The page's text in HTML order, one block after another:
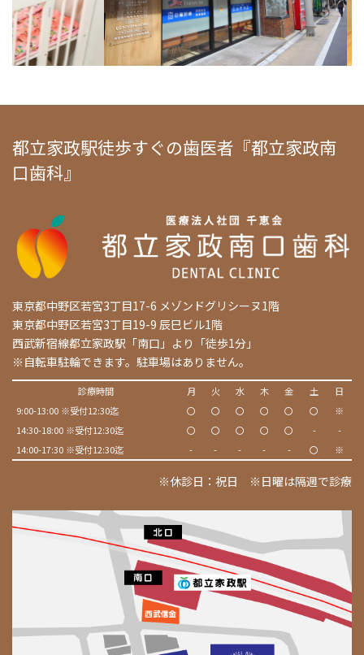
都立家政駅徒歩すぐの歯医者『都立家政南
口歯科』
東京都中野区若宮3丁目17-6 メゾンドグリシーヌ1階
東京都中野区若宮3丁目19-9 辰巳ビル1階
西武新宿線都立家政駅「南口」より「徒歩1分」
※自転車駐輪できます。駐車場はありません。
診療時間 月 火 水 木 金 土
日
9:00-13:00 ※受付12:30迄
〇 〇 〇 〇 〇 〇
※
14:30-18:00 ※受付12:30迄
〇 〇 〇 〇 〇 -
-
14:00-17:30 ※受付12:30迄
- - - - - 〇 ※
※休診日：祝日 ※日曜は隔週で診療